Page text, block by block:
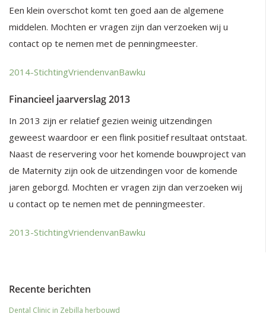
Een klein overschot komt ten goed aan de algemene
middelen. Mochten er vragen zijn dan verzoeken wij u
contact op te nemen met de penningmeester.
2014-StichtingVriendenvanBawku
Financieel jaarverslag 2013
In 2013 zijn er relatief gezien weinig uitzendingen
geweest waardoor er een flink positief resultaat ontstaat.
Naast de reservering voor het komende bouwproject van
de Maternity zijn ook de uitzendingen voor de komende
jaren geborgd. Mochten er vragen zijn dan verzoeken wij
u contact op te nemen met de penningmeester.
2013-StichtingVriendenvanBawku
Recente berichten
Dental Clinic in Zebilla herbouwd